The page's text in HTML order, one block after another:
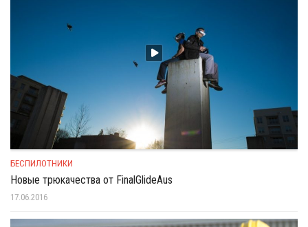
БЕСПИЛОТНИКИ
Новые трюкачества от FinalGlideAus
17.06.2016